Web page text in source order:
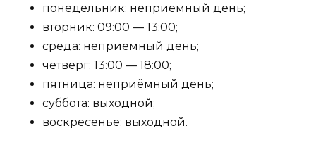
понедельник: неприёмный день;
вторник: 09:00 — 13:00;
среда: неприёмный день;
четверг: 13:00 — 18:00;
пятница: неприёмный день;
суббота: выходной;
воскресенье: выходной.